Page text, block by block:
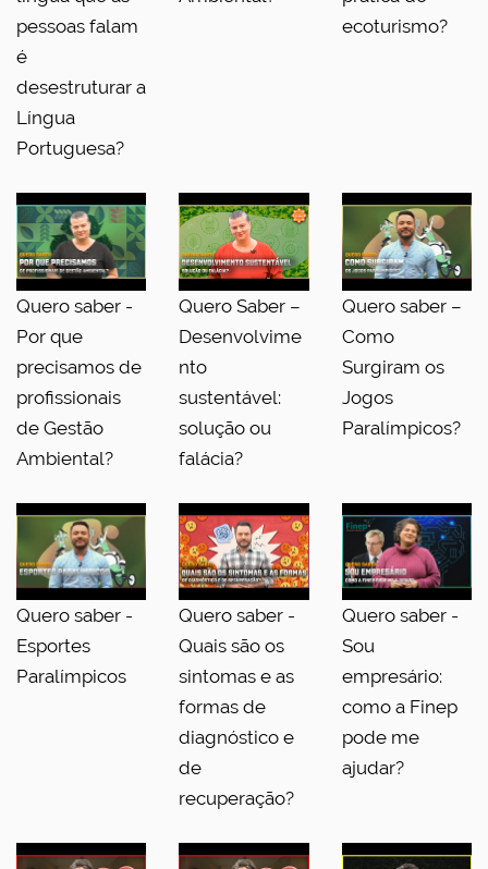
pessoas falam
é
desestruturar a
Língua
Portuguesa?
ecoturismo?
Quero saber -
Por que
precisamos de
profissionais
de Gestão
Ambiental?
Quero Saber –
Desenvolvime
nto
sustentável:
solução ou
falácia?
Quero saber –
Como
Surgiram os
Jogos
Paralímpicos?
Quero saber -
Esportes
Paralímpicos
Quero saber -
Quais são os
sintomas e as
formas de
diagnóstico e
de
recuperação?
Quero saber -
Sou
empresário:
como a Finep
pode me
ajudar?